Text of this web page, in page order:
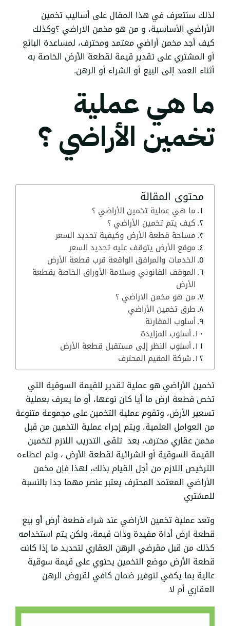
لذلك سنتعرف في هذا المقال على أساليب تخمين
الأراضي الأساسية، و من هو مخمن الاراضي ؟وكذلك
كيف أجد مخمن أراضي معتمد ومحترف، لمساعدة البائع
أو المشتري على تقدير قيمة لقطعة الأرض الخاصة به
أثناء العمد إلى البيع أو الشراء أو الرهن.
ما هي عملية
تخمين الأراضي ؟
محتوى المقالة
ما هي عملية تخمين الأراضي ؟
كيف يتم تخمين الأراضي ؟
مساحة قطعة الأرض وكيفية تحديد السعر
موقع الأرض يتوقف عليه تحديد السعر
الخدمات والمرافق الواقعة قرب قطعة الأرض
الموقف القانوني وسلامة الأوراق الخاصة بقطعة
الأرض
من هو مخمن الاراضي ؟
طرق تخمين الأراضي
أسلوب المقارنة
أسلوب المزايدة
أسلوب النظر إلى مستقبل قطعة الأرض
شركة المقيم المحترف
تخمين الأراضي هو عملية تقدير للقيمة السوقية التي
تخص قطعة ارض ما أيا كان نوعها، أو ما يعرف بعملية
تسعير الأرض، وتقوم عملية التخمين على مجموعة متنوعة
من العوامل العلمية، ويتم إجراء عملية التخمين من قبل
مخمن عقاري محترف، بعد تلقى التدريب اللازم لتخمين
القيمة السوقية أو الشرائية لقطعة الأرض ، وتم اعطاءه
الترخيص اللازم من أجل القيام بذلك، لهذا فإن مخمن
الأراضي المعتمد المحترف يعتبر عنصر مهما جدا بالنسبة
للمشتري
وتعد عملية تخمين الأراضي عند شراء قطعة أرض أو بيع
قطعة ارض أداة مفيدة وذات قيمة، ولكن يتم استخدامه
كذلك من قبل مقرضي الرهن العقاري لتحديد ما إذا كانت
قطعة الأرض موضع التخمين يحتوي على قيمة سوقية
عالية بما يكفي لتوفير ضمان كافي لقروض الرهن
العقاري أم لا